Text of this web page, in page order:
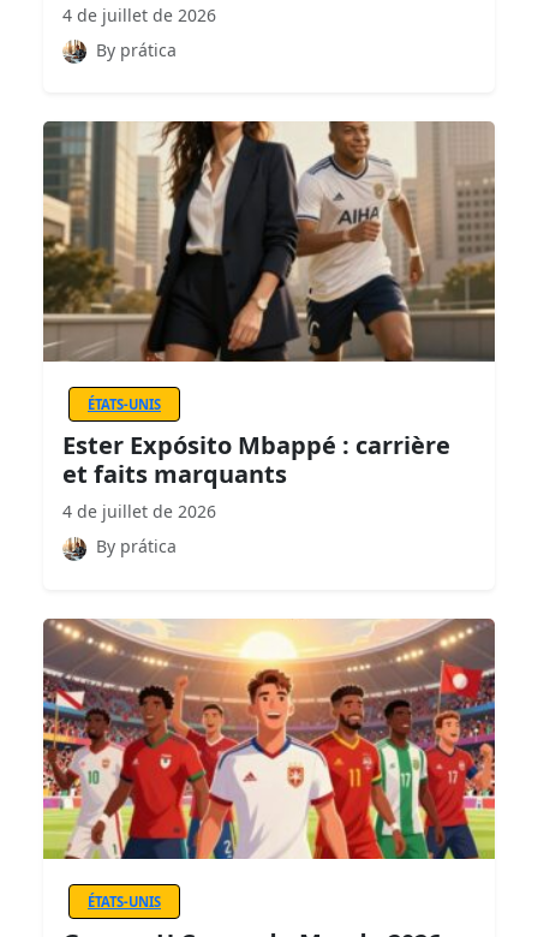
4 de juillet de 2026
By prática
ÉTATS-UNIS
Ester Expósito Mbappé : carrière
et faits marquants
4 de juillet de 2026
By prática
ÉTATS-UNIS